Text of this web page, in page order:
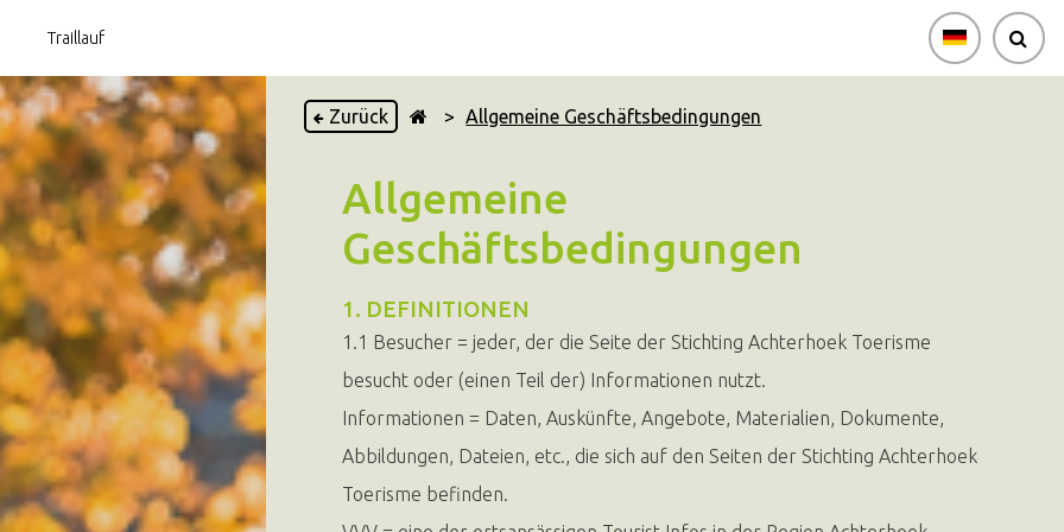
Traillauf
Zurück > Allgemeine Geschäftsbedingungen
Allgemeine
Geschäftsbedingungen
1. DEFINITIONEN
1.1 Besucher = jeder, der die Seite der Stichting Achterhoek Toerisme
besucht oder (einen Teil der) Informationen nutzt.
Informationen = Daten, Auskünfte, Angebote, Materialien, Dokumente,
Abbildungen, Dateien, etc., die sich auf den Seiten der Stichting Achterhoek
Toerisme befinden.